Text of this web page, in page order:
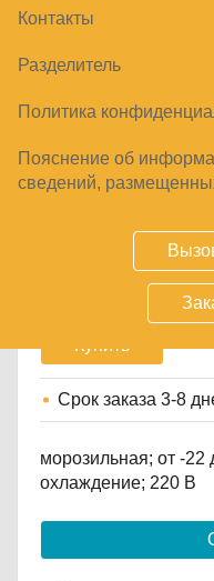
Контакты
Разделитель
Политика
Пояснение об
сведений,
ЛАРЬ-БОНЕТА
СЕРАЯ
Купить
Срок заказа 3-8
морозильная; от -22
охлаждение; 220 В